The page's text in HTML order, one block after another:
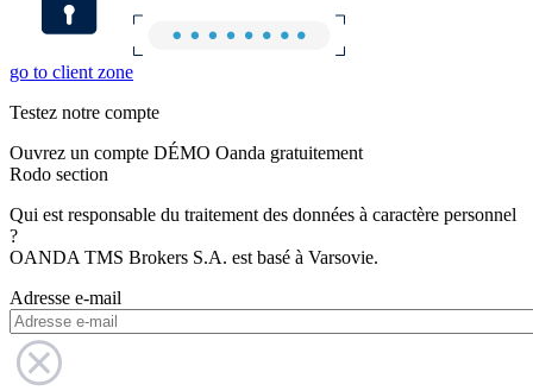
go to client zone
Testez notre compte
Ouvrez un compte DÉMO Oanda gratuitement
Rodo section
Qui est responsable du traitement des données à caractère personnel
?
OANDA TMS Brokers S.A. est basé à Varsovie.
Adresse e-mail